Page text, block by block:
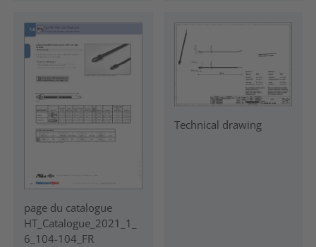
page du catalogue
HT_Catalogue_2021_1_
6_104-104_FR
Technical drawing